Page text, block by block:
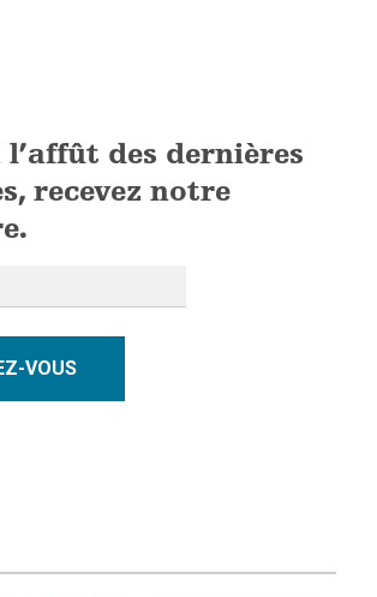
l’affût des dernières
recevez notre
VOUS